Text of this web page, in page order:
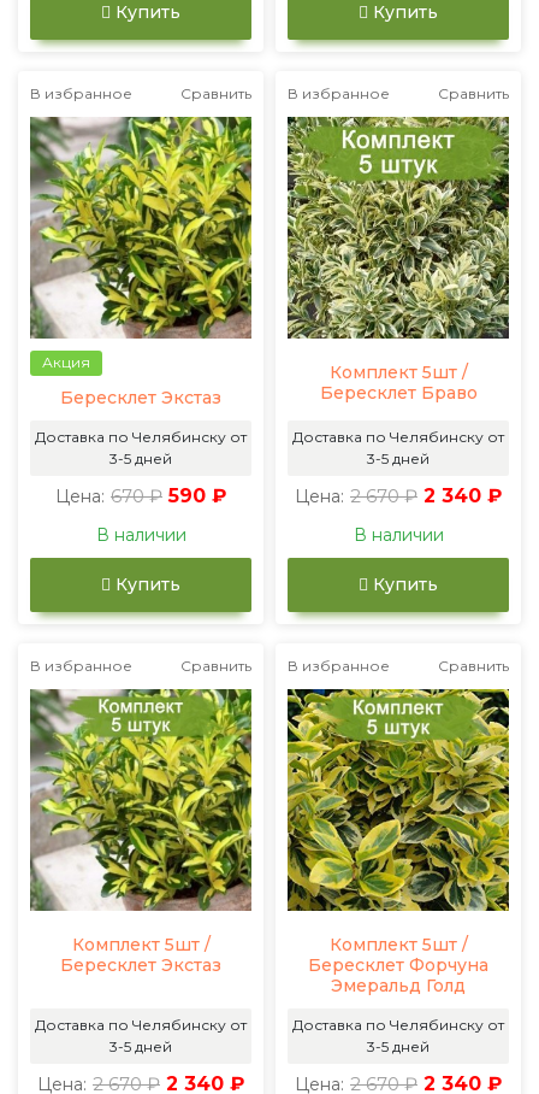
Купить Купить
В избранное Сравнить
Акция
Бересклет Экстаз
Доставка по Челябинску от
3-5 дней
Цена: 670 ₽ 590 ₽
В наличии
Купить
В избранное Сравнить
Комплект 5шт /
Бересклет Браво
Доставка по Челябинску от
3-5 дней
Цена: 2 670 ₽ 2 340 ₽
В наличии
Купить
В избранное Сравнить
Комплект 5шт /
Бересклет Экстаз
Доставка по Челябинску от
3-5 дней
Цена: 2 670 ₽ 2 340 ₽
В избранное Сравнить
Комплект 5шт /
Бересклет Форчуна
Эмеральд Голд
Доставка по Челябинску от
3-5 дней
Цена: 2 670 ₽ 2 340 ₽